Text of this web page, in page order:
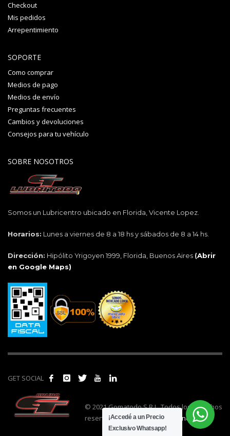
Checkout
Mis pedidos
Arrepentimiento
SOPORTE
Como comprar
Medios de pago
Medios de envío
Preguntas frecuentes
Cambios y devoluciones
Consejos para tu vehículo
SOBRE NOSOTROS
Somos un Lubricentro ubicado en Florida, Vicente Lopez.
Horarios: Lunes a viernes de 8 a 18 hs y sábados de 8 a 14 hs.
Dirección: Hipólito Yrigoyen 1999, Florida, Buenos Aires (Abrir
en Google Maps)
GET SOCIAL
© 2021 Gomatodo S.R.L. Todos los derechos
reservados. | Realizado por
cónclave.
¡Accedé a un Precio
Exclusivo Whatsapp!